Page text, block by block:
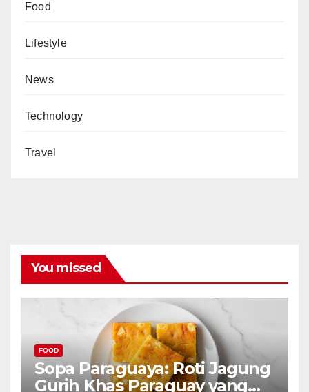
Food
Lifestyle
News
Technology
Travel
You missed
FOOD
Sopa Paraguaya: Roti Jagung
Gurih Khas Paraguay yang